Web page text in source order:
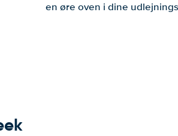
en øre oven i dine